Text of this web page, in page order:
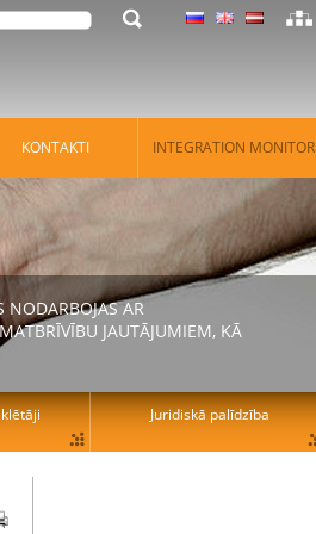
KONTAKTI INTEGRATION MONITOR
NODARBOJAS AR
JAUTĀJUMIEM, KĀ
Juridiskā palīdzība